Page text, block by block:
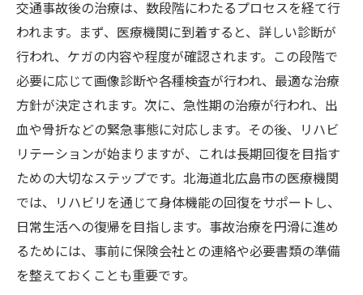
事故治療の最新トレンドと北広島市の医療機関
の取り組み
新しい治療法とその効果
個別化治療プランの実践例
地域医療機関による技術革新の紹介
患者支援プログラムの最新情報
北広島市における医療教育の取り組み
地域連携の強化による治療改善の事例
リハビリでの回復を加速事故後のケア方法をし
っかりと学ぶ
リハビリ開始のタイミングとその重要性
交通事故後の治療は、数段階にわたるプロセスを経て行
われます。まず、医療機関に到着すると、詳しい診断が
行われ、ケガの内容や程度が確認されます。この段階で
必要に応じて画像診断や各種検査が行われ、最適な治療
方針が決定されます。次に、急性期の治療が行われ、出
血や骨折などの緊急事態に対応します。その後、リハビ
リテーションが始まりますが、これは長期回復を目指す
ための大切なステップです。北海道北広島市の医療機関
では、リハビリを通じて身体機能の回復をサポートし、
日常生活への復帰を目指します。事故治療を円滑に進め
るためには、事前に保険会社との連絡や必要書類の準備
を整えておくことも重要です。